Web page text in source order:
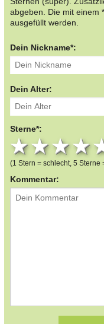
abgeben. Die mit einem
ausgefüllt werden.
Dein Nickname*:
Dein Alter:
Sterne*:
3
2
1 star
(1 Stern = schlecht, 5 Sterne
Kommentar: